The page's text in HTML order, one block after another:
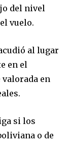
del nivel
vuelo.
al lugar
en el
en
si los
o de